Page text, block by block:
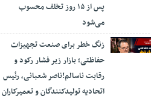
پس از ۱۵ روز تخلف محسوب
می‌شود
زنگ خطر برای صنعت تجهیزات
حفاظتی؛ بازار زیر فشار رکود و
رقابت ناسالم!ناصر شعبانی، رئیس
اتحادیه تولیدکنندگان و تعمیرکاران